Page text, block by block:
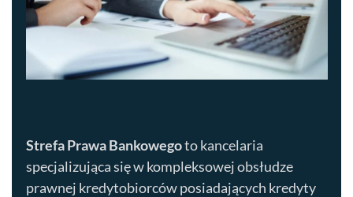
Strefa Prawa Bankowegoto kancelaria
specjalizująca się w kompleksowej obsłudze
prawnej kredytobiorców posiadających kredyty